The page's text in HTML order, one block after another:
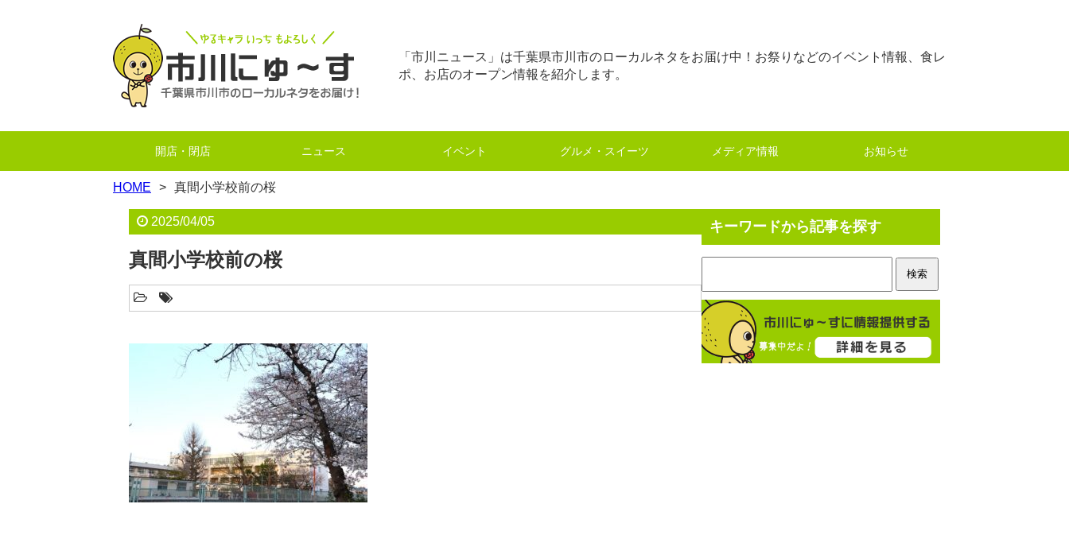
「市川ニュース」は千葉県市川市のローカルネタをお届け中！お祭りなどのイベント情報、食レ
ポ、お店のオープン情報を紹介します。
開店・閉店 ニュース イベント グルメ・スイーツ メディア情報 お知らせ
HOME 真間小学校前の桜
2025/04/05
真間小学校前の桜
キーワードから記事を探す